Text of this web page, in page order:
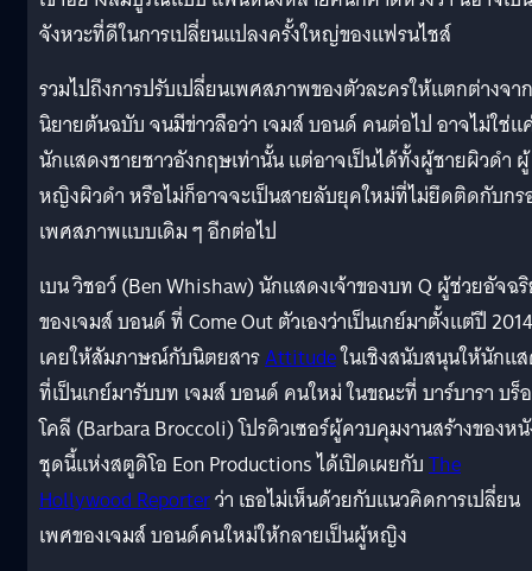
จังหวะที่ดีในการเปลี่ยนแปลงครั้งใหญ่ของแฟรนไชส์
รวมไปถึงการปรับเปลี่ยนเพศสภาพของตัวละครให้แตกต่างจาก
นิยายต้นฉบับ จนมีข่าวลือว่า เจมส์ บอนด์ คนต่อไป อาจไม่ใช่แ
นักแสดงชายชาวอังกฤษเท่านั้น แต่อาจเป็นได้ทั้งผู้ชายผิวดำ ผู้
หญิงผิวดำ หรือไม่ก็อาจจะเป็นสายลับยุคใหม่ที่ไม่ยึดติดกับก
เพศสภาพแบบเดิม ๆ อีกต่อไป
เบน วิชอว์ (Ben Whishaw) นักแสดงเจ้าของบท Q ผู้ช่วยอัจฉ
ของเจมส์ บอนด์ ที่ Come Out ตัวเองว่าเป็นเกย์มาตั้งแต่ปี 2014
เคยให้สัมภาษณ์กับนิตยสารAttitudeในเชิงสนับสนุนให้นักแ
ที่เป็นเกย์มารับบท เจมส์ บอนด์ คนใหม่ ในขณะที่ บาร์บารา บร็
โคลี (Barbara Broccoli) โปรดิวเซอร์ผู้ควบคุมงานสร้างของห
ชุดนี้แห่งสตูดิโอ Eon Productions ได้เปิดเผยกับThe
Hollywood Reporterว่า เธอไม่เห็นด้วยกับแนวคิดการเปลี่ยน
เพศของเจมส์ บอนด์คนใหม่ให้กลายเป็นผู้หญิง